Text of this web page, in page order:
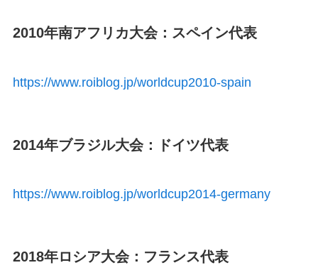
2010年南アフリカ大会：スペイン代表
https://www.roiblog.jp/worldcup2010-spain
2014年ブラジル大会：ドイツ代表
https://www.roiblog.jp/worldcup2014-germany
2018年ロシア大会：フランス代表